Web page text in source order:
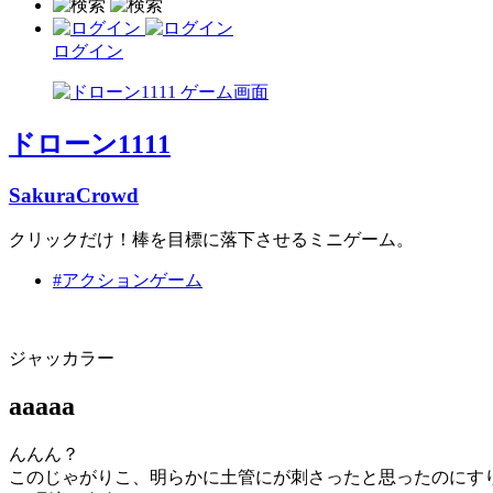
ログイン
ドローン1111
SakuraCrowd
クリックだけ！棒を目標に落下させるミニゲーム。
#アクションゲーム
ジャッカラー
aaaaa
んんん？
このじゃがりこ、明らかに土管にが刺さったと思ったのにす